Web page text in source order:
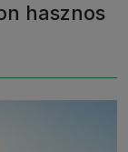
hasznos